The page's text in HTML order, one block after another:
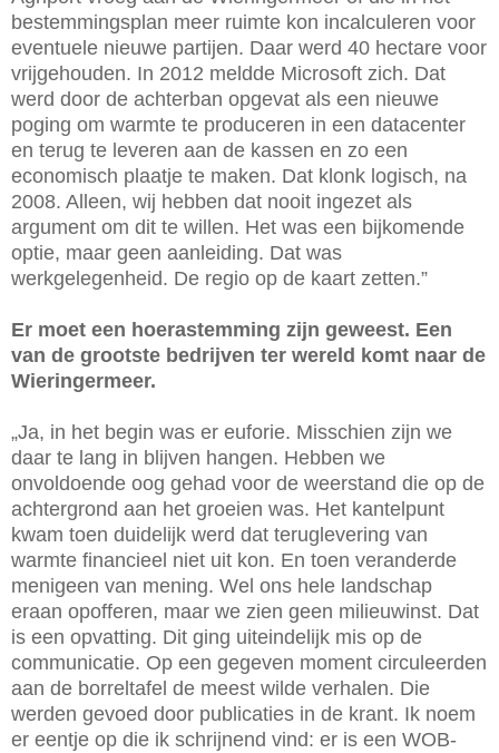
bestemmingsplan meer ruimte kon incalculeren voor
eventuele nieuwe partijen. Daar werd 40 hectare voor
vrijgehouden. In 2012 meldde Microsoft zich. Dat
werd door de achterban opgevat als een nieuwe
poging om warmte te produceren in een datacenter
en terug te leveren aan de kassen en zo een
economisch plaatje te maken. Dat klonk logisch, na
2008. Alleen, wij hebben dat nooit ingezet als
argument om dit te willen. Het was een bijkomende
optie, maar geen aanleiding. Dat was
werkgelegenheid. De regio op de kaart zetten.”
Er moet een hoerastemming zijn geweest. Een
van de grootste bedrijven ter wereld komt naar de
Wieringermeer.
„Ja, in het begin was er euforie. Misschien zijn we
daar te lang in blijven hangen. Hebben we
onvoldoende oog gehad voor de weerstand die op de
achtergrond aan het groeien was. Het kantelpunt
kwam toen duidelijk werd dat teruglevering van
warmte financieel niet uit kon. En toen veranderde
menigeen van mening. Wel ons hele landschap
eraan opofferen, maar we zien geen milieuwinst. Dat
is een opvatting. Dit ging uiteindelijk mis op de
communicatie. Op een gegeven moment circuleerden
aan de borreltafel de meest wilde verhalen. Die
werden gevoed door publicaties in de krant. Ik noem
er eentje op die ik schrijnend vind: er is een WOB-